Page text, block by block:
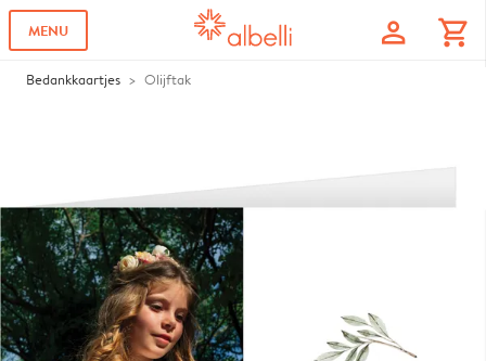
MENU profile shopping_cart
Bedankkaartjes Olijftak